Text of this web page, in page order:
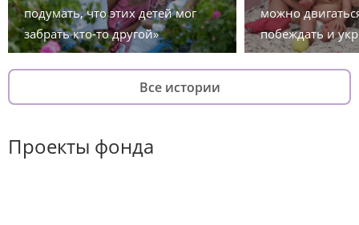
подумать, что этих детей мог
забрать кто-то другой»
можно
побеждать и
Все истории
Проекты фонда